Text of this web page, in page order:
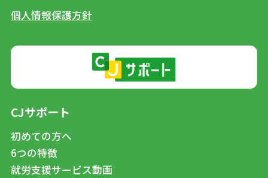
個人情報保護方針
CJサポート
初めての方へ
6つの特徴
就労支援サービス動画